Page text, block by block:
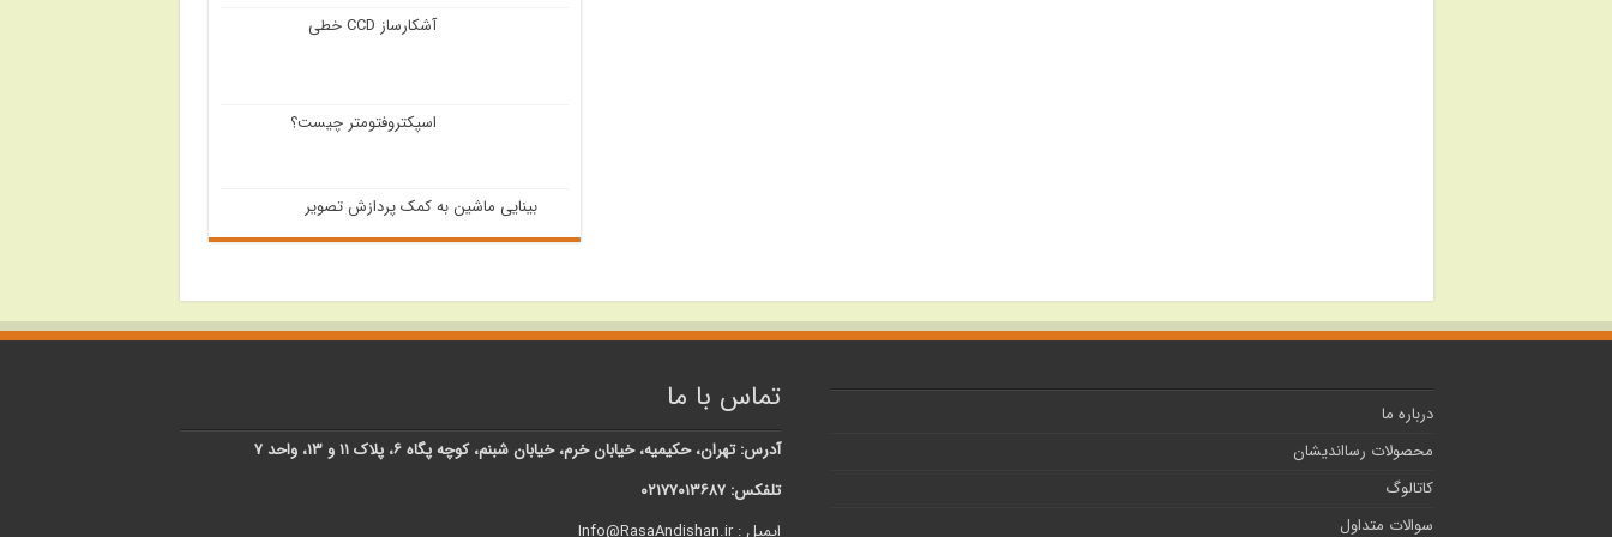
آشکارساز CCD خطی
اسپکتروفتومتر چیست؟
بینایی ماشین به کمک پردازش تصویر
درباره ما
محصولات رسااندیشان
کاتالوگ
سوالات متداول
تماس با ما
آدرس: تهران، حکیمیه، خیابان خرم، خیابان شبنم، کوچه پگاه ۶، پلاک ۱۱ و ۱۳، واحد ۷
تلفکس: ۰۲۱۷۷۰۱۳۶۸۷
ایمیل : Info@RasaAndishan.ir